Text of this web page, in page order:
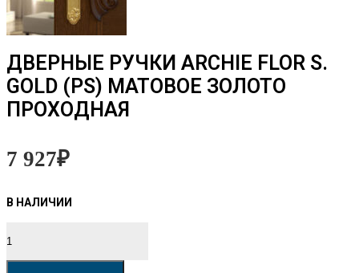
ДВЕРНЫЕ РУЧКИ ARCHIE FLOR S.
GOLD (PS) МАТОВОЕ ЗОЛОТО
ПРОХОДНАЯ
7 927₽
товара
Дверные